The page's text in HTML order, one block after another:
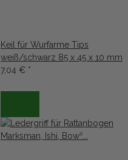
Keil für Wurfarme Tips
weiß/schwarz 85 x 45 x 10 mm
7,04 € *